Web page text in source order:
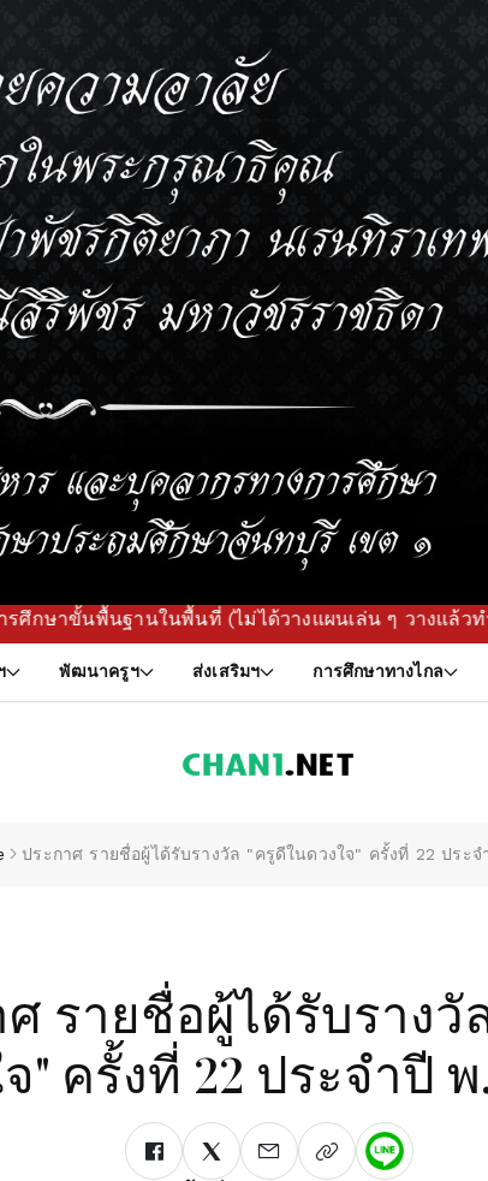
นพื้นที่ (ไม่ได้วางแผนเล่น ๆ วางแล้วทำจริง เจ
พัฒนาครูฯ ส่งเสริมฯ การศึกษาทางไกล
ประกาศ รายชื่อผู้ได้รับรางวัล "ครูดีในดวงใจ" ครั้งที่ 22 ประจ
รายชื่อผู้ได้รับรางวั
" ครั้งที่ 22 ประจำปี